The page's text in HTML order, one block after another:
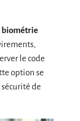
biométrie
le code
option se
de